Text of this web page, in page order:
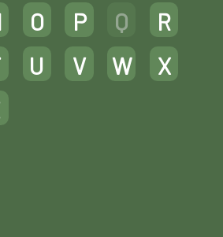
O P Q
R
U V W
X